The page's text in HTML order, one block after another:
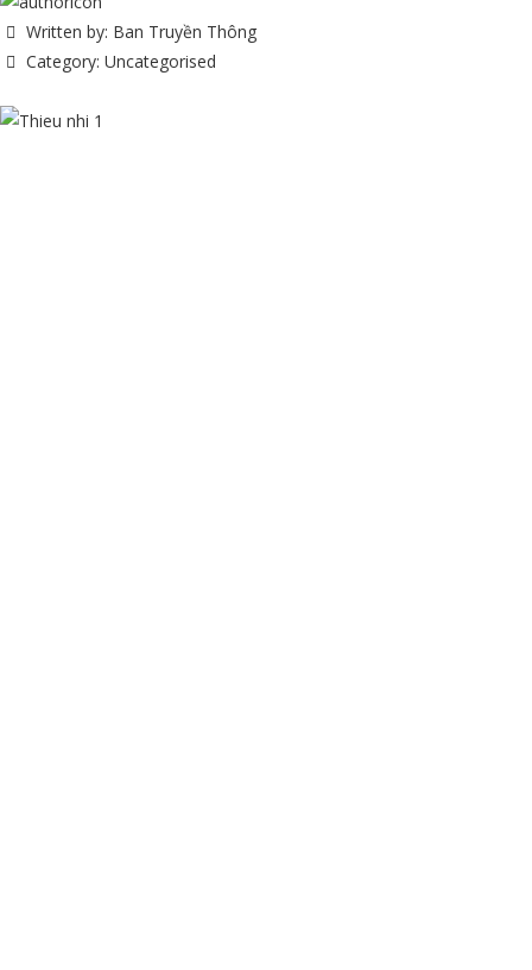
Written by: Ban Truyền Thông
Category: Uncategorised